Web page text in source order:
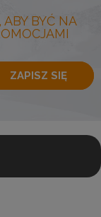
BYĆ NA
ZAPISZ SIĘ